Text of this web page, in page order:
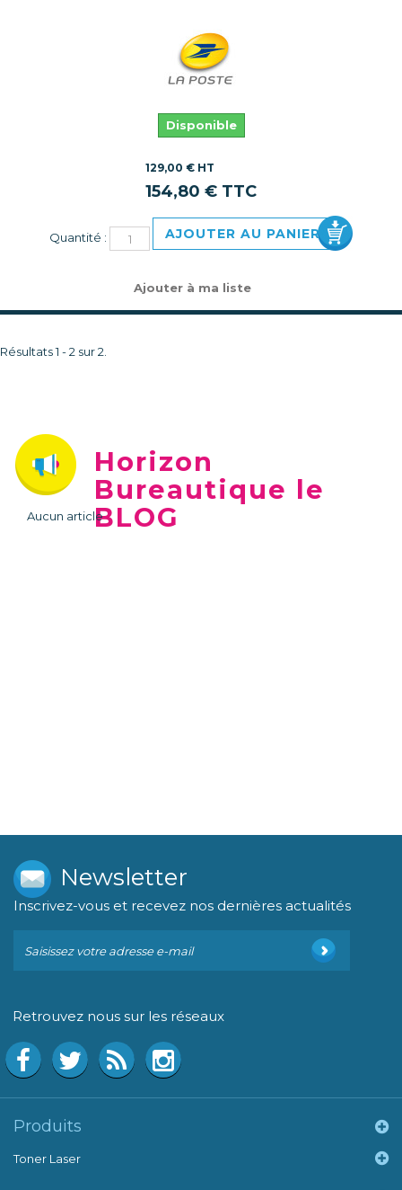
Disponible
129,00 € HT
154,80 € TTC
Quantité : AJOUTER AU PANIER
Ajouter à ma liste
Résultats 1 - 2 sur 2.
Horizon
Bureautique le
BLOG
Aucun article
Newsletter
Inscrivez-vous et recevez nos dernières actualités
Retrouvez nous sur les réseaux
Produits
Toner Laser